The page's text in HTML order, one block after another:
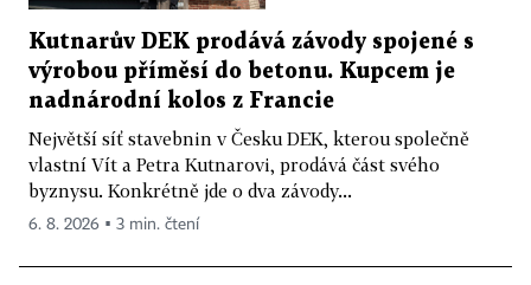
Kutnarův DEK prodává závody spojené s
výrobou příměsí do betonu. Kupcem je
nadnárodní kolos z Francie
Největší síť stavebnin v Česku DEK, kterou společně
vlastní Vít a Petra Kutnarovi, prodává část svého
byznysu. Konkrétně jde o dva závody...
6. 8. 2026 ▪ 3 min. čtení